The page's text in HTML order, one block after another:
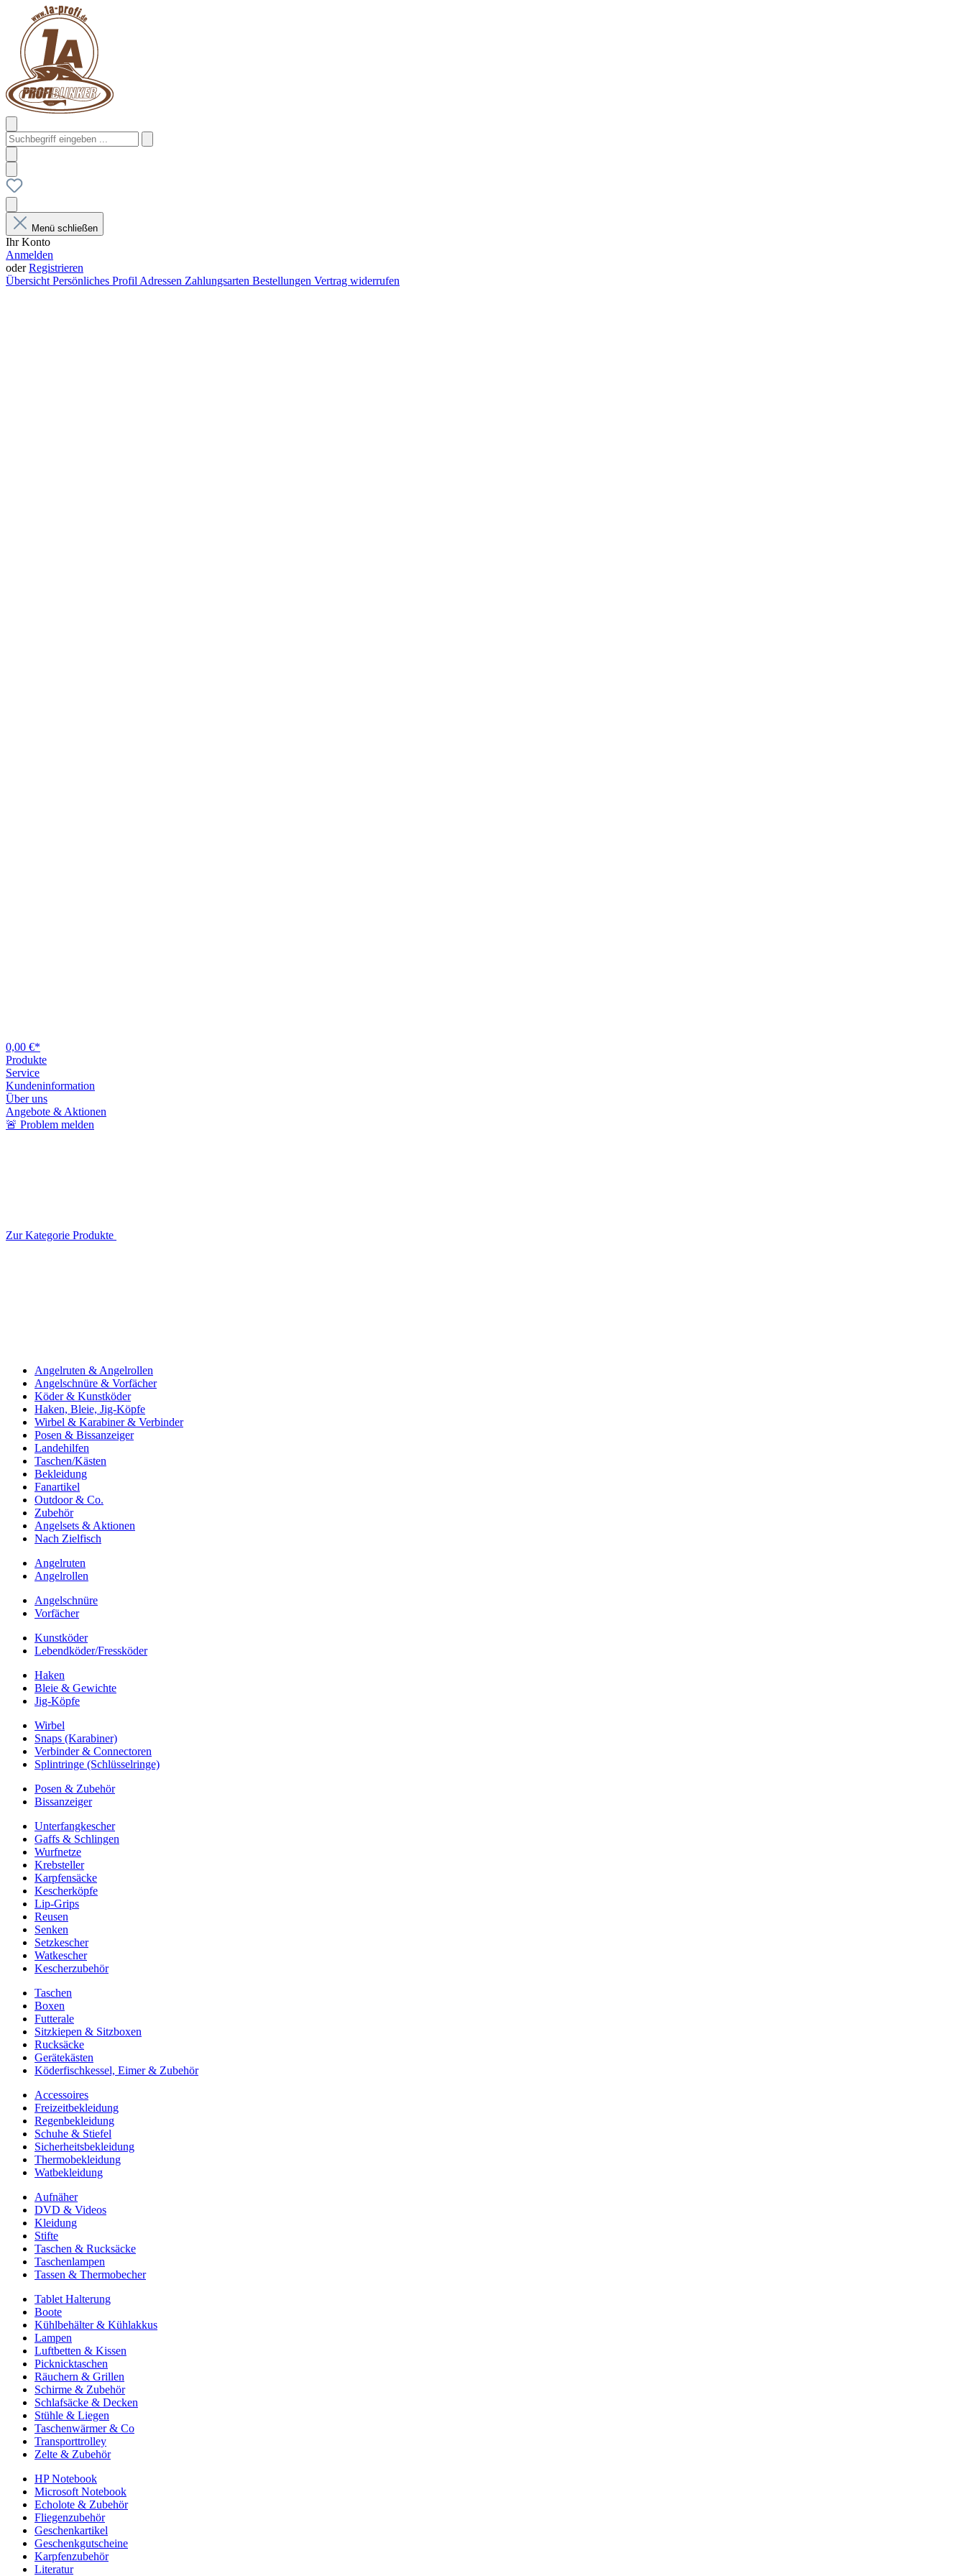
Menü schließen
Ihr Konto
Anmelden
oderRegistrieren
Übersicht Persönliches Profil Adressen Zahlungsarten Bestellungen Vertrag widerrufen
0,00 €*
Produkte
Service
Kundeninformation
Über uns
Angebote & Aktionen
🚨 Problem melden
Zur Kategorie Produkte
Angelruten & Angelrollen
Angelschnüre & Vorfächer
Köder & Kunstköder
Haken, Bleie, Jig-Köpfe
Wirbel & Karabiner & Verbinder
Posen & Bissanzeiger
Landehilfen
Taschen/Kästen
Bekleidung
Fanartikel
Outdoor & Co.
Zubehör
Angelsets & Aktionen
Nach Zielfisch
Angelruten
Angelrollen
Angelschnüre
Vorfächer
Kunstköder
Lebendköder/Fressköder
Haken
Bleie & Gewichte
Jig-Köpfe
Wirbel
Snaps (Karabiner)
Verbinder & Connectoren
Splintringe (Schlüsselringe)
Posen & Zubehör
Bissanzeiger
Unterfangkescher
Gaffs & Schlingen
Wurfnetze
Krebsteller
Karpfensäcke
Kescherköpfe
Lip-Grips
Reusen
Senken
Setzkescher
Watkescher
Kescherzubehör
Taschen
Boxen
Futterale
Sitzkiepen & Sitzboxen
Rucksäcke
Gerätekästen
Köderfischkessel, Eimer & Zubehör
Accessoires
Freizeitbekleidung
Regenbekleidung
Schuhe & Stiefel
Sicherheitsbekleidung
Thermobekleidung
Watbekleidung
Aufnäher
DVD & Videos
Kleidung
Stifte
Taschen & Rucksäcke
Taschenlampen
Tassen & Thermobecher
Tablet Halterung
Boote
Kühlbehälter & Kühlakkus
Lampen
Luftbetten & Kissen
Picknicktaschen
Räuchern & Grillen
Schirme & Zubehör
Schlafsäcke & Decken
Stühle & Liegen
Taschenwärmer & Co
Transporttrolley
Zelte & Zubehör
HP Notebook
Microsoft Notebook
Echolote & Zubehör
Fliegenzubehör
Geschenkartikel
Geschenkgutscheine
Karpfenzubehör
Literatur